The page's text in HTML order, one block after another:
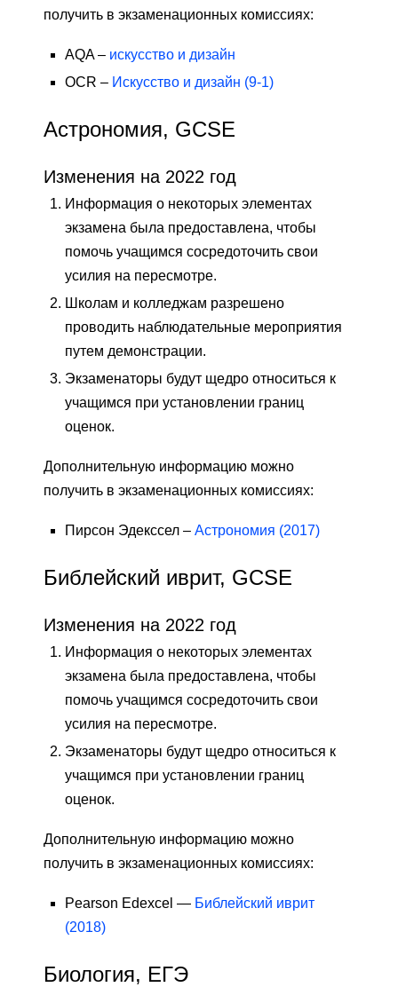
получить в экзаменационных комиссиях:
AQA – искусство и дизайн
OCR – Искусство и дизайн (9-1)
Астрономия, GCSE
Изменения на 2022 год
Информация о некоторых элементах
экзамена была предоставлена, чтобы
помочь учащимся сосредоточить свои
усилия на пересмотре.
Школам и колледжам разрешено
проводить наблюдательные мероприятия
путем демонстрации.
Экзаменаторы будут щедро относиться к
учащимся при установлении границ
оценок.
Дополнительную информацию можно
получить в экзаменационных комиссиях:
Пирсон Эдекссел – Астрономия (2017)
Библейский иврит, GCSE
Изменения на 2022 год
Информация о некоторых элементах
экзамена была предоставлена, чтобы
помочь учащимся сосредоточить свои
усилия на пересмотре.
Экзаменаторы будут щедро относиться к
учащимся при установлении границ
оценок.
Дополнительную информацию можно
получить в экзаменационных комиссиях:
Pearson Edexcel — Библейский иврит
(2018)
Биология, ЕГЭ